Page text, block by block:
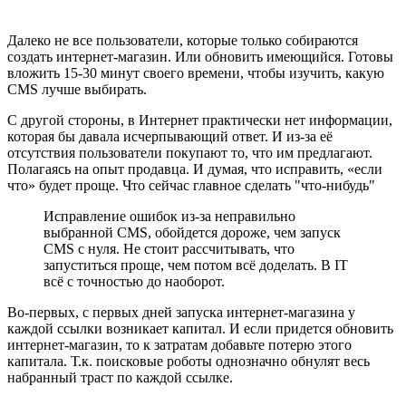
Далеко не все пользователи, которые только собираются
создать интернет-магазин. Или обновить имеющийся. Готовы
вложить 15-30 минут своего времени, чтобы изучить, какую
CMS лучше выбирать.
С другой стороны, в Интернет практически нет информации,
которая бы давала исчерпывающий ответ. И из-за её
отсутствия пользователи покупают то, что им предлагают.
Полагаясь на опыт продавца. И думая, что исправить, «если
что» будет проще. Что сейчас главное сделать "что-нибудь"
Исправление ошибок из-за неправильно
выбранной CMS, обойдется дороже, чем запуск
CMS с нуля. Не стоит рассчитывать, что
запуститься проще, чем потом всё доделать. В IT
всё с точностью до наоборот.
Во-первых, с первых дней запуска интернет-магазина у
каждой ссылки возникает капитал. И если придется обновить
интернет-магазин, то к затратам добавьте потерю этого
капитала. Т.к. поисковые роботы однозначно обнулят весь
набранный траст по каждой ссылке.